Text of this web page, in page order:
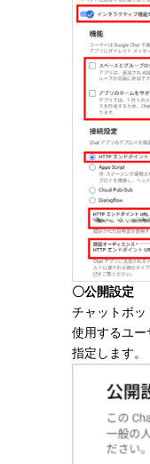
〇公開設定
チャットボ
使用するユ
指定します。